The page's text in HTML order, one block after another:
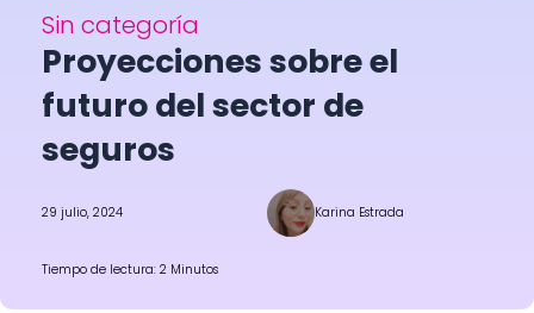
Sin categoría
Proyecciones sobre el
futuro del sector de
seguros
29 julio, 2024 Karina Estrada
Tiempo de lectura: 2 Minutos